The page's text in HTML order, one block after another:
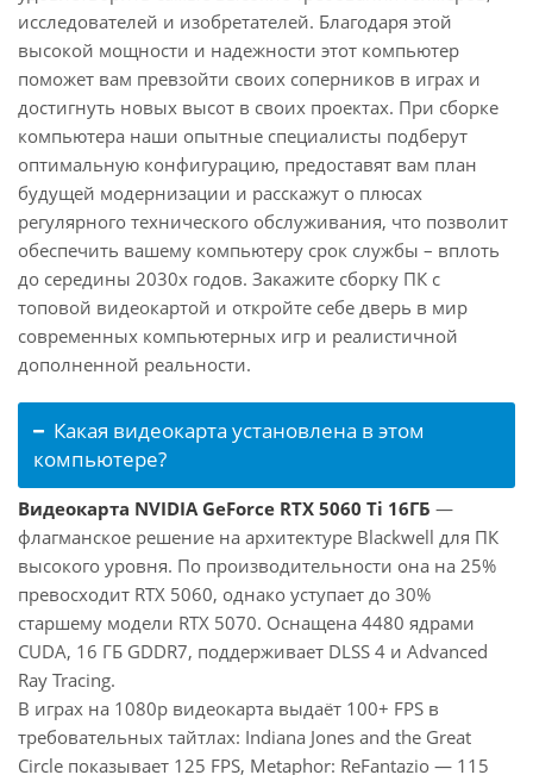
исследователей и изобретателей. Благодаря этой
высокой мощности и надежности этот компьютер
поможет вам превзойти своих соперников в играх и
достигнуть новых высот в своих проектах. При сборке
компьютера наши опытные специалисты подберут
оптимальную конфигурацию, предоставят вам план
будущей модернизации и расскажут о плюсах
регулярного технического обслуживания, что позволит
обеспечить вашему компьютеру срок службы – вплоть
до середины 2030х годов. Закажите сборку ПК с
топовой видеокартой и откройте себе дверь в мир
современных компьютерных игр и реалистичной
дополненной реальности.
Какая видеокарта установлена в этом
компьютере?
Видеокарта NVIDIA GeForce RTX 5060 Ti 16ГБ —
флагманское решение на архитектуре Blackwell для ПК
высокого уровня. По производительности она на 25%
превосходит RTX 5060, однако уступает до 30%
старшему модели RTX 5070. Оснащена 4480 ядрами
CUDA, 16 ГБ GDDR7, поддерживает DLSS 4 и Advanced
Ray Tracing.
В играх на 1080p видеокарта выдаёт 100+ FPS в
требовательных тайтлах: Indiana Jones and the Great
Circle показывает 125 FPS, Metaphor: ReFantazio — 115